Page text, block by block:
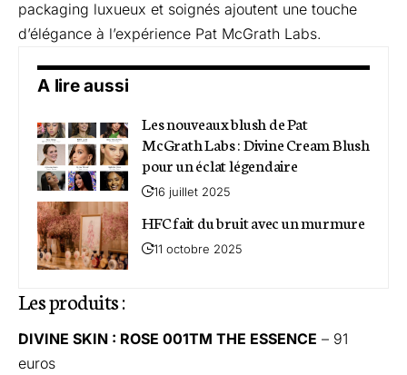
packaging luxueux et soignés ajoutent une touche
d’élégance à l’expérience Pat McGrath Labs.
A lire aussi
Les nouveaux blush de Pat
McGrath Labs : Divine Cream Blush
pour un éclat légendaire
16 juillet 2025
HFC fait du bruit avec un murmure
11 octobre 2025
Les produits :
DIVINE SKIN : ROSE 001TM THE ESSENCE – 91
euros